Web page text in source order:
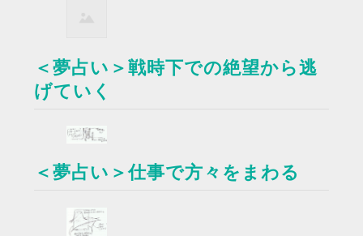
＜夢占い＞戦時下での絶望から逃
げていく
＜夢占い＞仕事で方々をまわる